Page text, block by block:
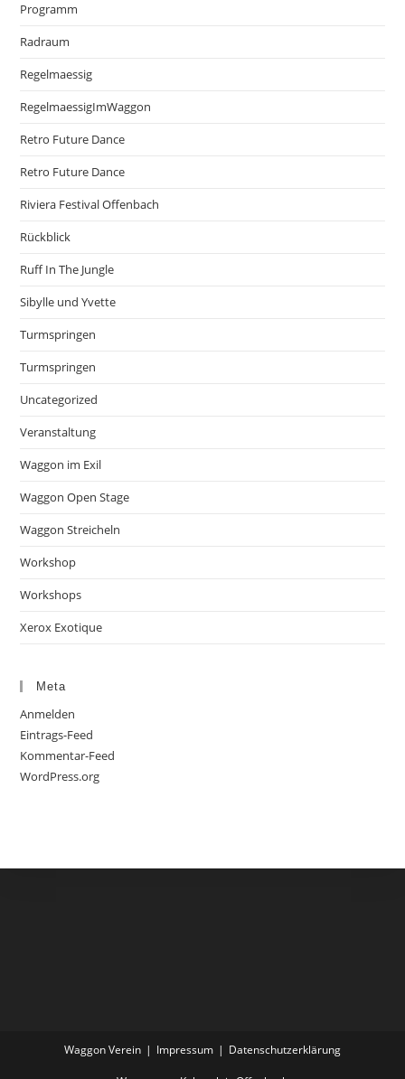
Programm
Radraum
Regelmaessig
RegelmaessigImWaggon
Retro Future Dance
Retro Future Dance
Riviera Festival Offenbach
Rückblick
Ruff In The Jungle
Sibylle und Yvette
Turmspringen
Turmspringen
Uncategorized
Veranstaltung
Waggon im Exil
Waggon Open Stage
Waggon Streicheln
Workshop
Workshops
Xerox Exotique
Meta
Anmelden
Eintrags-Feed
Kommentar-Feed
WordPress.org
Waggon Verein Impressum Datenschutzerklärung